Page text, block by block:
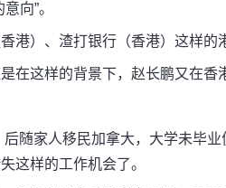
向”。
）、渣打银行（香港）这样的
在这样的背景下，赵长鹏又在香
随家人移民加拿大，大学未毕
这样的工作机会了。